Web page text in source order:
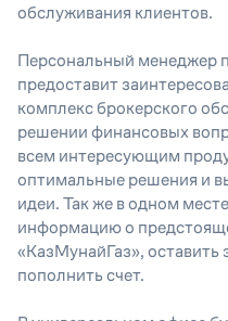
обслуживания клиентов.
Персональный менеджер
предоставит
комплекс брокерского
решении финансовых
всем интересующим
оптимальные решения и
идеи. Так же в одном
информацию о
«КазМунайГаз», оставить
пополнить счет.